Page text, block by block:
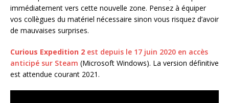
immédiatement vers cette nouvelle zone. Pensez à équiper
vos collègues du matériel nécessaire sinon vous risquez d’avoir
de mauvaises surprises.
Curious Expedition 2 est depuis le 17 juin 2020 en accès
anticipé sur Steam (Microsoft Windows). La version définitive
est attendue courant 2021.